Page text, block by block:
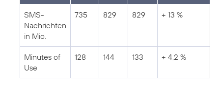
SMS-
Nachrichten
in Mio.
735 829 829 + 13 %
Minutes of
Use
128 144 133 + 4,2 %